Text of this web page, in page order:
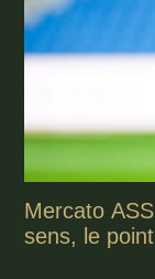
Mercato
sens, le